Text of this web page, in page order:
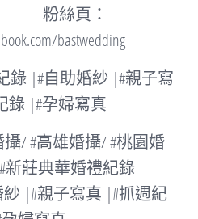
頁：
bastwedding
錄|#自助婚紗 |#親子寫
錄 |#孕婦寫真
攝/ #高雄婚攝/ #桃園婚
新莊典華婚禮紀錄
|#親子寫真 |#抓週紀